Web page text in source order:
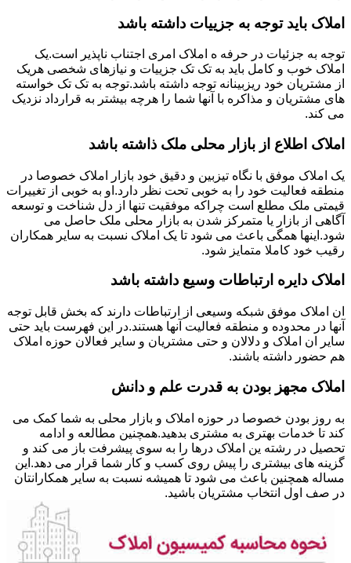
املاک باید توجه به جزییات داشته باشد
توجه به جزئیات در حرفه ه املاک امری اجتناب ناپذیر است.یک
املاک خوب و کامل باید به تک تک جزییات و نیازهای شخصی هریک
از مشتریان خود ریزبینانه توجه داشته باشد.توجه به تک تک خواسته
های مشتریان و مذاکره با آنها شما را هرچه بیشتر به قرارداد نزدیک
می کند.
املاک اطلاع از بازار محلی ملک ذاشته باشد
یک املاک موفق با نگاه تیزبین و دقیق خود بازار املاک خصوصا در
منطقه فعالیت خود را به خوبی تحت نظر دارد.او به خوبی از تغییرات
قیمتی ملک مطلع است چراکه موفقیت تنها از دل شناخت و توسعه
آگاهی از بازار یا متمرکز شدن به بازار محلی ملک حاصل می
شود.اینها همگی باعث می شود تا یک املاک نسبت به سایر همکاران
رقیب خود کاملا متمایز شود.
املاک دایره ارتباطات وسیع داشته باشد
ان املاک موفق شبکه وسیعی از ارتباطات دارند که بخش قابل توجه
آنها در محدوده و منطقه فعالیت آنها هستند.در این فهرست باید حتی
سایر ان املاک و دلالان و حتی مشتریان و سایر فعالان حوزه املاک
هم حضور داشته باشند.
املاک مجهز بودن به قدرت علم و دانش
به روز بودن خصوصا در حوزه املاک و بازار محلی به شما کمک می
کند تا خدمات بهتری به مشتری بدهید.همچنین مطالعه و ادامه
تحصیل در رشته ین املاک درها را به سوی پیشرفت باز می کند و
گزینه های بیشتری را پیش روی کسب و کار شما قرار می دهد.این
مساله همچنین باعث می شود تا همیشه نسبت به سایر همکارانتان
در صف اول انتخاب مشتریان باشید.